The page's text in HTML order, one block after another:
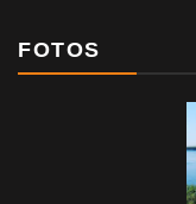
FOTOS